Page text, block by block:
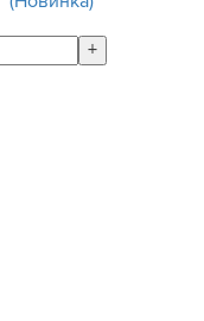
+